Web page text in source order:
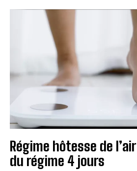
Régime hôtesse de
du régime 4 jours